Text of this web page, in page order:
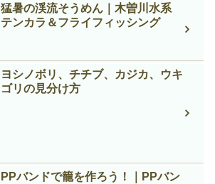
猛暑の渓流そうめん｜木曽川水系
テンカラ＆フライフィッシング
ヨシノボリ、チチブ、カジカ、ウキ
ゴリの見分け方
PPバンドで籠を作ろう！｜PPバン